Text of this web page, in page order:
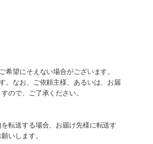
望にそえない場合がございます。
。なお、ご依頼主様、あるいは、お届
ので、ご了承ください。
転送する場合、お届け先様に転送す
いします。